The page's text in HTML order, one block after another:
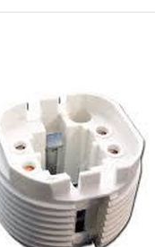
geral@luxivo.pt